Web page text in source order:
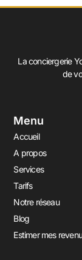
La conciergerie
de
Menu
Accueil
A propos
Services
Tarifs
Notre réseau
Blog
Estimer mes